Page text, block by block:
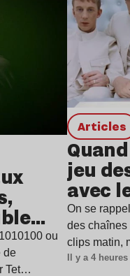
ou
de
Tet…
Articles
jeu
avec
On se
des
clips matin,
Il y a 4 heures